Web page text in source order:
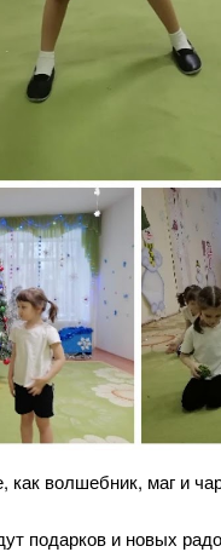
как волшебник, маг и
подарков и новых